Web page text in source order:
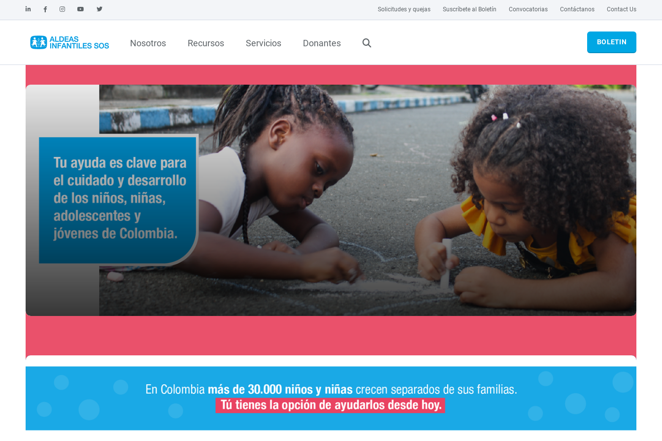
Solicitudes y quejas Suscríbete al Boletín Convocatorias Contáctanos Contact Us
Nosotros Recursos Servicios Donantes BOLETIN